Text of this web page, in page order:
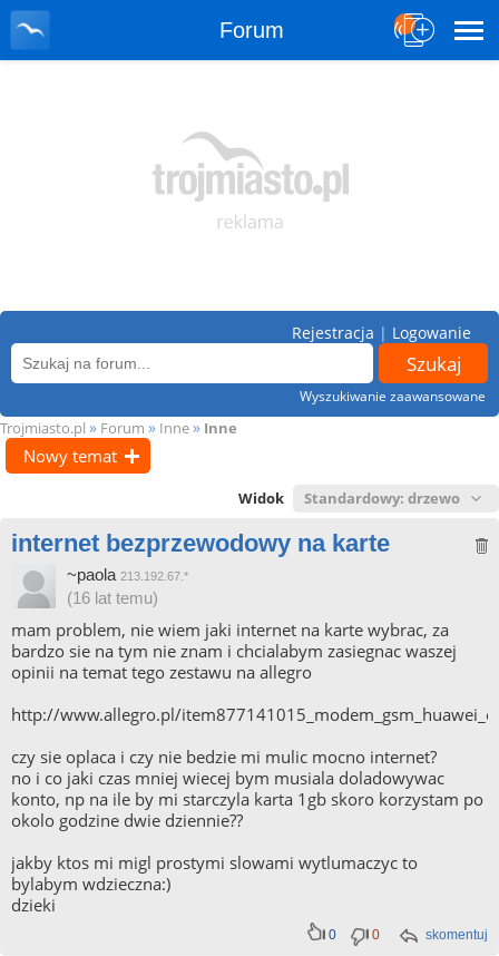
Forum
Wyszukiwanie zaawansowane
Rejestracja | Logowanie
Trojmiasto.pl » Forum » Inne» Inne
Nowy temat
Widok
internet bezprzewodowy na karte
~paola 213.192.67.*
(16 lat temu)
mam problem, nie wiem jaki internet na karte wybrac, za
bardzo sie na tym nie znam i chcialabym zasiegnac waszej
opinii na temat tego zestawu na allegro
http://www.allegro.pl/
czy sie oplaca i czy nie bedzie mi mulic mocno internet?
no i co jaki czas mniej wiecej bym musiala doladowywac
konto, np na ile by mi starczyla karta 1gb skoro korzystam po
okolo godzine dwie dziennie??
jakby ktos mi migl prostymi slowami wytlumaczyc to
bylabym wdzieczna:)
dzieki
skomentuj
0 0